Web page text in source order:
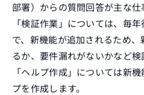
部署）からの質問回答が主な仕
「検証作業」については、毎
で、新機能が追加されるため
るか、要件漏れがないかなど検
「ヘルプ作成」については新
プを作成します。